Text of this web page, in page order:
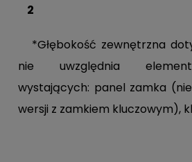
2
*Głębokość zewnętrzna
nie uwzględnia
wystających: panel zamka
wersji z zamkiem kluczowym),